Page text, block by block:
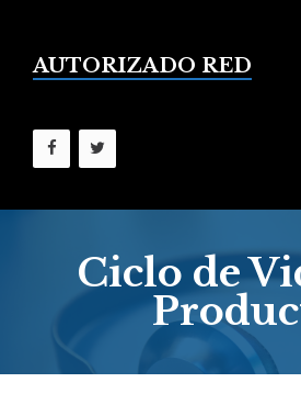
contenido
AUTORIZADO RED
Ciclo de